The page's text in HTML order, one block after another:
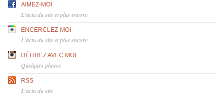
AIMEZ-MOI
L'actu du site et plus encore
ENCERCLEZ-MOI
L'actu du site et plus encore
DÉLIREZ AVEC MOI
Quelques photos
RSS
L'actu du site